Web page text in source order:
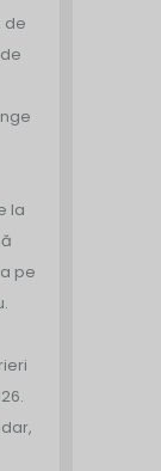
de
la
pe